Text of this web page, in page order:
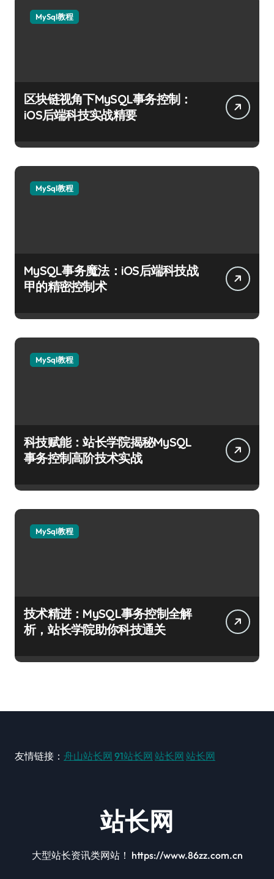
MySql教程
区块链视角下MySQL事务控制：
iOS后端科技实战精要
MySql教程
MySQL事务魔法：iOS后端科技战
甲的精密控制术
MySql教程
科技赋能：站长学院揭秘MySQL
事务控制高阶技术实战
MySql教程
技术精进：MySQL事务控制全解
析，站长学院助你科技通关
友情链接： 舟山站长网 91站长网 站长网 站长网
站长网
大型站长资讯类网站！ https://www.86zz.com.cn